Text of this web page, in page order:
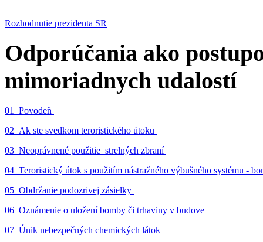
Rozhodnutie prezidenta SR
Odporúčania ako
mimoriadnych udalostí
01_Povodeň
02_Ak ste svedkom teroristického útoku
03_Neoprávnené použitie strelných zbraní
04_Teroristický útok s použitím nástražného výbušného systému -
05_Obdržanie podozrivej zásielky
06_Oznámenie o uložení bomby či trhaviny v budove
07_Únik nebezpečných chemických látok